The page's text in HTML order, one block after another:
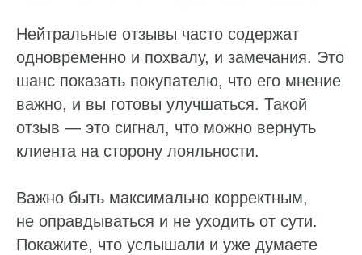
Нейтральные отзывы часто содержат
одновременно и похвалу, и замечания. Это
шанс показать покупателю, что его мнение
важно, и вы готовы улучшаться. Такой
отзыв — это сигнал, что можно вернуть
клиента на сторону лояльности.
Важно быть максимально корректным,
не оправдываться и не уходить от сути.
Покажите, что услышали и уже думаете